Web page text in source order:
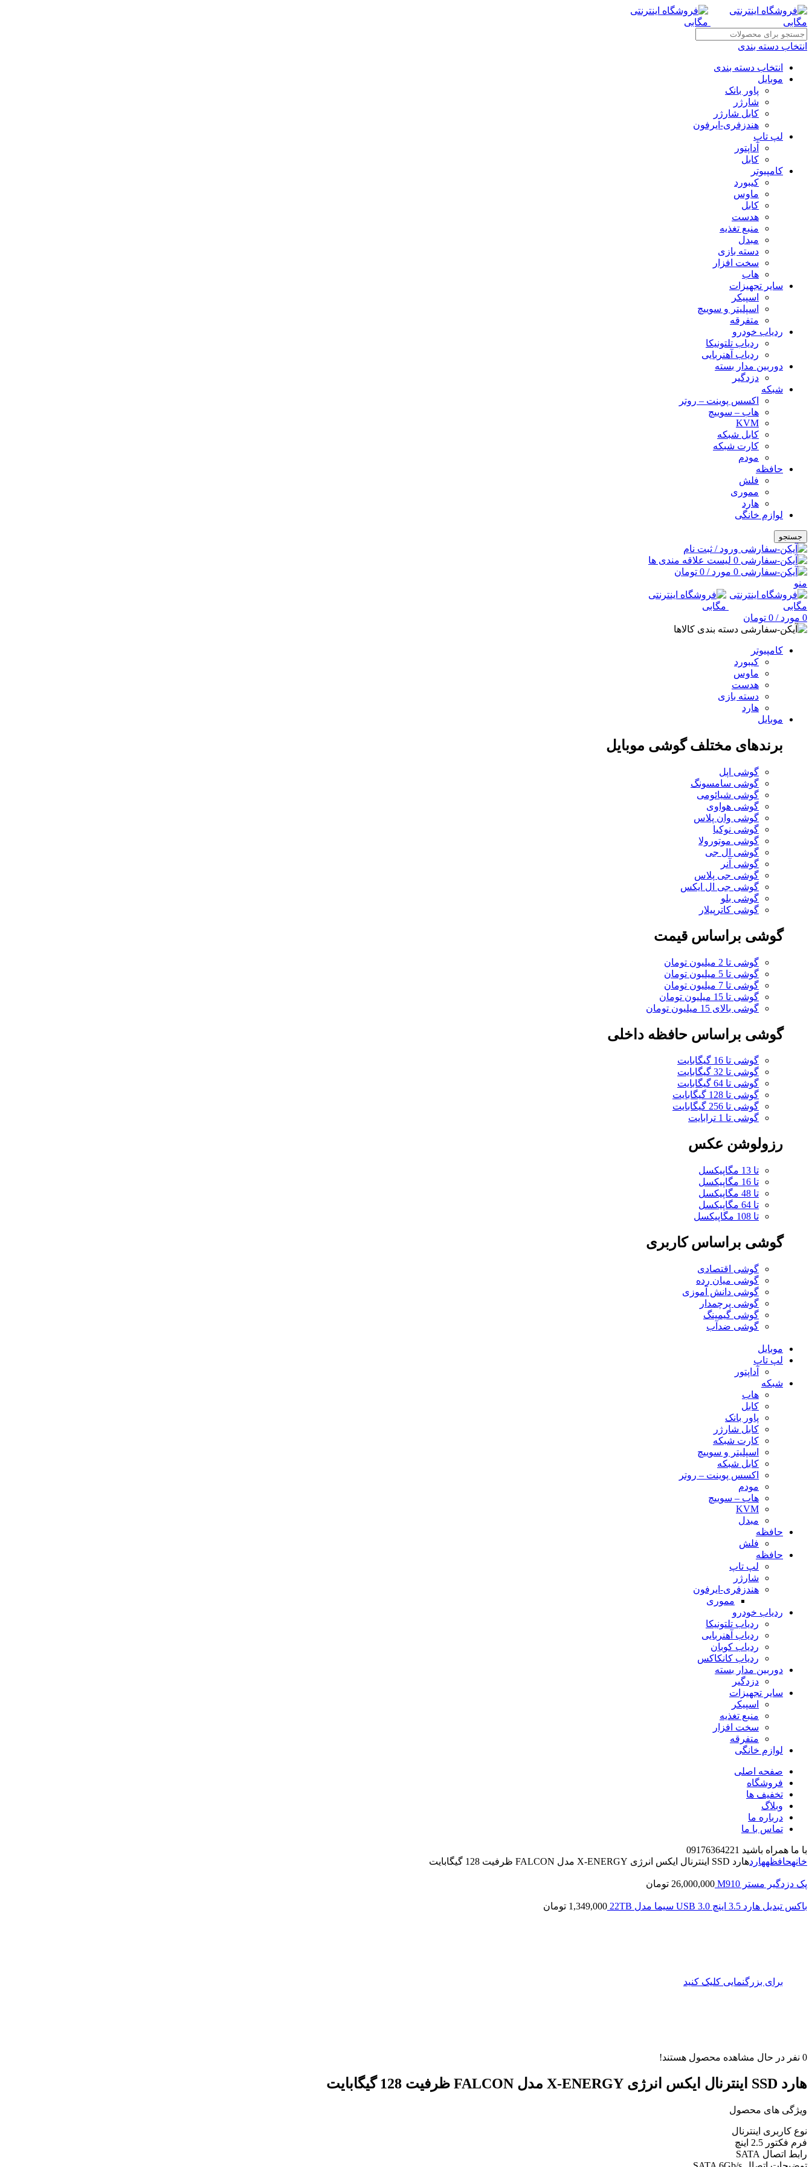
انتخاب دسته بندی
انتخاب دسته بندی
موبایل
پاور بانک
شارژر
کابل شارژر
هندزفری-ایرفون
لپ تاپ
آداپتور
کابل
کامپیوتر
کیبورد
ماوس
کابل
هدست
منبع تغذیه
مبدل
دسته بازی
سخت افزار
هاب
سایر تجهیزات
اسپیکر
اسپلیتر و سوییچ
متفرقه
ردیاب خودرو
ردیاب تلتونیکا
ردیاب آهنربایی
دوربین مدار بسته
دزدگیر
شبکه
اکسس پوینت – روتر
هاب – سوییچ
KVM
کابل شبکه
کارت شبکه
مودم
حافظه
فلش
مموری
هارد
لوازم خانگی
جستجو
ورود / ثبت نام
0 لیست علاقه مندی ها
0 مورد/
0 تومان
منو
0 مورد/
0 تومان
دسته بندی کالاها
کامپیوتر
کیبورد
ماوس
هدست
دسته بازی
هارد
موبایل
برندهای مختلف گوشی موبایل
گوشی اپل
گوشی سامسونگ
گوشی شیائومی
گوشی هواوی
گوشی وان پلاس
گوشی نوکیا
گوشی موتورولا
گوشی ال جی
گوشی آنر
گوشی جی پلاس
گوشی جی ال ایکس
گوشی بلو
گوشی کاترپیلار
گوشی براساس قیمت
گوشی تا 2 میلیون تومان
گوشی تا 5 میلیون تومان
گوشی تا 7 میلیون تومان
گوشی تا 15 میلیون تومان
گوشی بالای 15 میلیون تومان
گوشی براساس حافظه داخلی
گوشی تا 16 گیگابایت
گوشی تا 32 گیگابایت
گوشی تا 64 گیگابایت
گوشی تا 128 گیگابایت
گوشی تا 256 گیگابایت
گوشی تا 1 ترابایت
رزولوشن عکس
تا 13 مگاپیکسل
تا 16 مگاپیکسل
تا 48 مگاپیکسل
تا 64 مگاپیکسل
تا 108 مگاپیکسل
گوشی براساس کاربری
گوشی اقتصادی
گوشی میان رده
گوشی دانش آموزی
گوشی پرچمدار
گوشی گیمینگ
گوشی ضدآب
موبایل
لپ تاپ
آداپتور
شبکه
هاب
کابل
پاور بانک
کابل شارژر
کارت شبکه
اسپلیتر و سوییچ
کابل شبکه
اکسس پوینت – روتر
مودم
هاب – سوییچ
KVM
مبدل
حافظه
فلش
حافظه
لپ تاپ
شارژر
هندزفری-ایرفون
مموری
ردیاب خودرو
ردیاب تلتونیکا
ردیاب آهنربایی
ردیاب کوبان
ردیاب کانکاکس
دوربین مدار بسته
دزدگیر
سایر تجهیزات
اسپیکر
منبع تغذیه
سخت افزار
متفرقه
لوازم خانگی
صفحه اصلی
فروشگاه
تخفیف ها
وبلاگ
درباره ما
تماس با ما
با ما همراه باشید 09176364221
خانهحافظههاردهارد SSD اینترنال ایکس انرژی X-ENERGY مدل FALCON ظرفیت 128 گیگابایت
پک دزدگیر مستر M910 26,000,000 تومان
باکس تبدیل هارد 3.5 اینچ USB 3.0 سیما مدل 22TB 1,349,000 تومان
برای بزرگنمایی کلیک کنید
0 نفر در حال مشاهده محصول هستند!
هارد SSD اینترنال ایکس انرژی X-ENERGY مدل FALCON ظرفیت 128 گیگابایت
ویژگی های محصول
نوع کاربری اینترنال
فرم فکتور 2.5 اینچ
رابط اتصال SATA